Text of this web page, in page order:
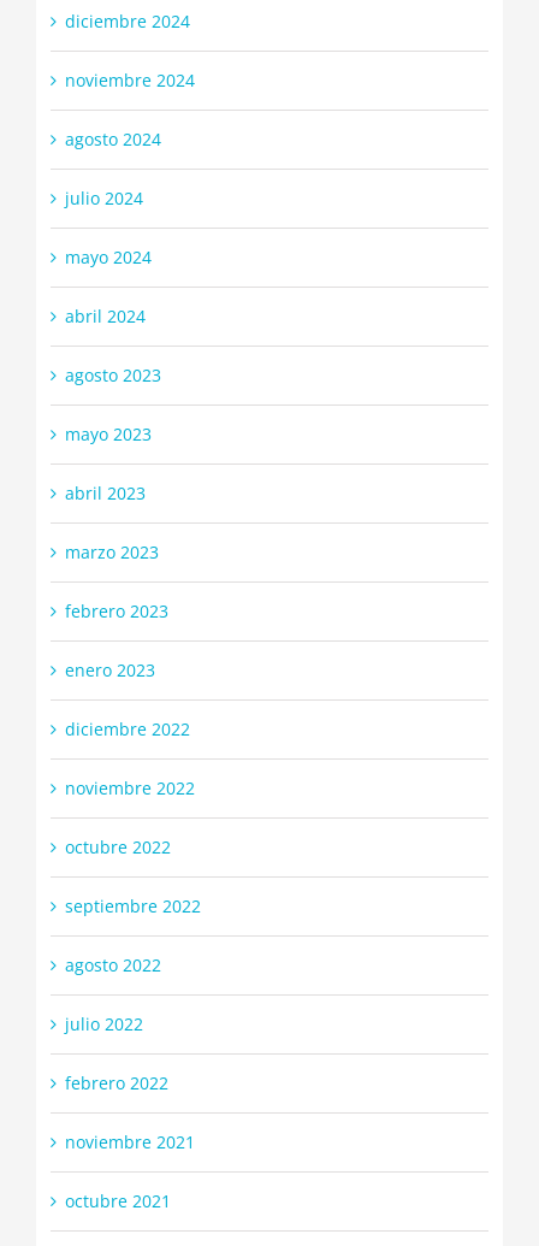
diciembre 2024
noviembre 2024
agosto 2024
julio 2024
mayo 2024
abril 2024
agosto 2023
mayo 2023
abril 2023
marzo 2023
febrero 2023
enero 2023
diciembre 2022
noviembre 2022
octubre 2022
septiembre 2022
agosto 2022
julio 2022
febrero 2022
noviembre 2021
octubre 2021